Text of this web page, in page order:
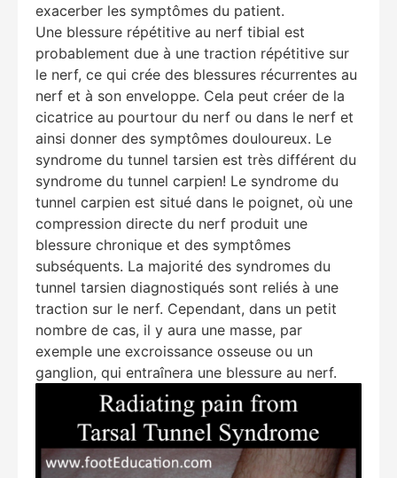
exacerber les symptômes du patient.
Une blessure répétitive au nerf tibial est
probablement due à une traction répétitive sur
le nerf, ce qui crée des blessures récurrentes au
nerf et à son enveloppe. Cela peut créer de la
cicatrice au pourtour du nerf ou dans le nerf et
ainsi donner des symptômes douloureux. Le
syndrome du tunnel tarsien est très différent du
syndrome du tunnel carpien! Le syndrome du
tunnel carpien est situé dans le poignet, où une
compression directe du nerf produit une
blessure chronique et des symptômes
subséquents. La majorité des syndromes du
tunnel tarsien diagnostiqués sont reliés à une
traction sur le nerf. Cependant, dans un petit
nombre de cas, il y aura une masse, par
exemple une excroissance osseuse ou un
ganglion, qui entraînera une blessure au nerf.